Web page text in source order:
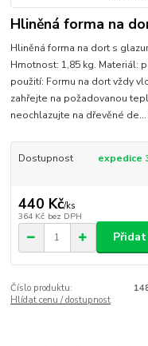
Hliněná forma na
Hliněná forma na dort s
Hmotnost: 1,85 kg. Materiál:
použití: Formu na dort vždy
zahřejte na požadovanou
neochlazujte na dřevěné de...
Dostupnost expedice
440 Kč/ks
364 Kč bez DPH
Číslo produktu:
Hlídat cenu / dostupnost